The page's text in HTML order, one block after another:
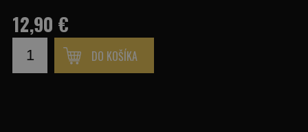
12,90 €
DO KOŠÍKA